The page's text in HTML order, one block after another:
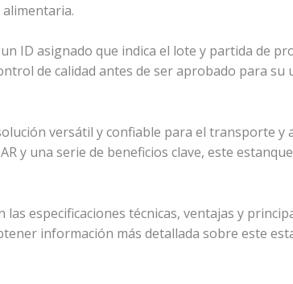
un ID asignado que indica el lote y partida de
de calidad antes de ser aprobado para su
solución versátil y confiable para el transporte
y una serie de beneficios clave, este
especificaciones técnicas, ventajas y
información más detallada sobre este